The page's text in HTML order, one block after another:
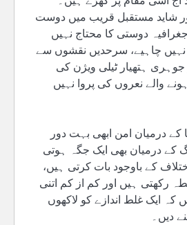
شاید مستقبل قریب میں دوست
دوستی کا محتاج نہیں
نہیں چاہیے، سرحدیں نقشوں سے
ہتھیار ٹیلی ویژن کی
والے نعروں کی پروا نہیں
کے درمیان امن ابھی بہت دور
کے درمیان بھی ایک جگہ ہوتی
کے باوجود بات کرتی ہیں،
رکھتی ہیں اور کم از کم اتنی
کہ ایک غلط اندازے کو لاکھوں
دیں۔